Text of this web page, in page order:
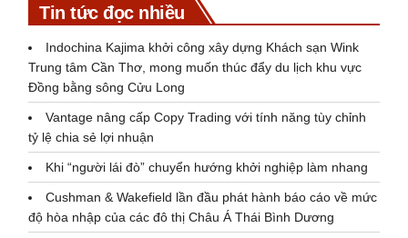
Tin tức đọc nhiều
Indochina Kajima khởi công xây dựng Khách sạn Wink
Trung tâm Cần Thơ, mong muốn thúc đẩy du lịch khu vực
Đồng bằng sông Cửu Long
Vantage nâng cấp Copy Trading với tính năng tùy chỉnh
tỷ lệ chia sẻ lợi nhuận
Khi “người lái đò” chuyển hướng khởi nghiệp làm nhang
Cushman & Wakefield lần đầu phát hành báo cáo về mức
độ hòa nhập của các đô thị Châu Á Thái Bình Dương